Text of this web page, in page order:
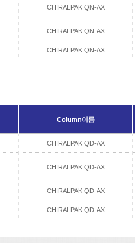
CHIRALPAK QN-AX
CHIRALPAK QN-AX
CHIRALPAK QN-AX
Column이름
CHIRALPAK QD-AX
CHIRALPAK QD-AX
CHIRALPAK QD-AX
CHIRALPAK QD-AX